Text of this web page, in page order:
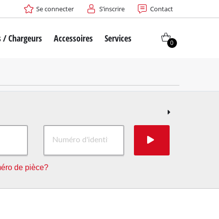
Se connecter S’inscrire Contact
/ Chargeurs Accessoires Services 0
de pièce?